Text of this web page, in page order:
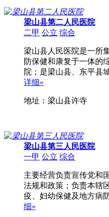
梁山县第二人民医院
二甲 公立 综合
梁山县人民医院是一所
防保健和康复于一体的
院；是梁山县、东平县
详细»
地址：梁山县许寺
梁山县第三人民医院
一甲 公立 综合
主要经营负责宣传党和
法规和政策；负责本辖
疫、妇幼保健及地方病
细»